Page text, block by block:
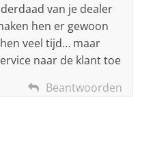
van je dealer
hen er gewoon
veel tijd… maar
naar de klant toe
Beantwoorden